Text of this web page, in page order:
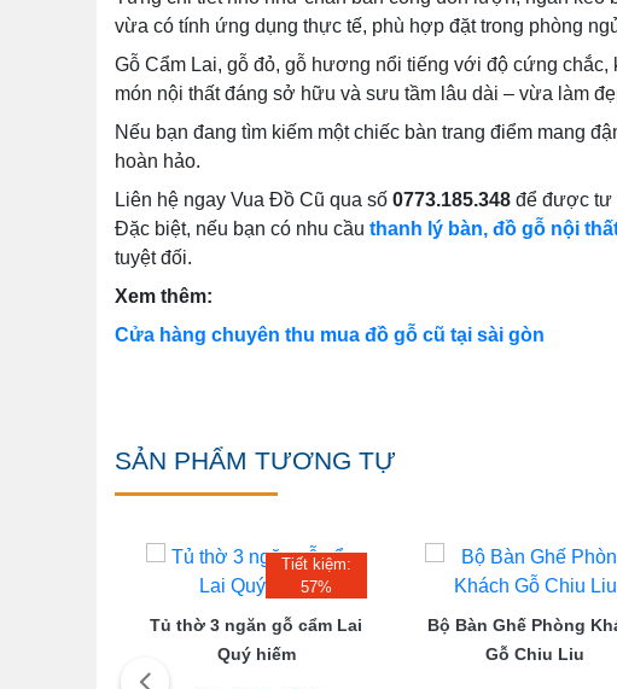
vừa có tính ứng dụng thực tế, phù hợp đặt trong phòng
Gỗ Cẩm Lai, gỗ đỏ, gỗ hương nổi tiếng với độ cứng
món nội thất đáng sở hữu và sưu tầm lâu dài – vừa làm
Nếu bạn đang tìm kiếm một chiếc bàn trang điểm mang
hoàn hảo.
Liên hệ ngay Vua Đồ Cũ qua số 0773.185.348 để được tư
Đặc biệt, nếu bạn có nhu cầu thanh lý bàn, đồ gỗ nội
tuyệt đối.
Xem thêm:
Cửa hàng chuyên thu mua đồ gỗ cũ tại sài gòn
SẢN PHẨM TƯƠNG TỰ
Tiết kiệm:
57%
Tủ thờ 3 ngăn gỗ cẩm Lai
Quý hiếm
Bộ Bàn Ghế Phòng
Gỗ Chiu Liu